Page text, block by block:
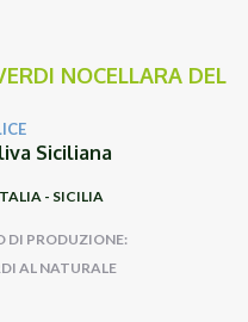
NOCELLARA DEL
Siciliana
- SICILIA
DI PRODUZIONE:
AL NATURALE